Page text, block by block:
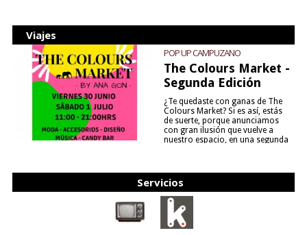
Viajes
POP UP CAMPUZANO
The Colours Market -
Segunda Edición
¿Te quedaste con ganas de The
Colours Market? Si es así, estás
de suerte, porque anunciamos
con gran ilusión que vuelve a
nuestro espacio, en una segunda
Servicios